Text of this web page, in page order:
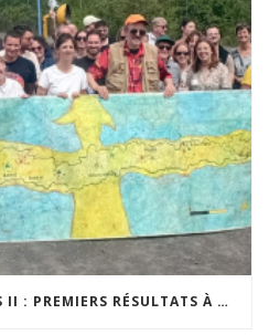
DESTINATION TERRILS II : PREMIERS RÉSULTATS À MI-PARCOURS